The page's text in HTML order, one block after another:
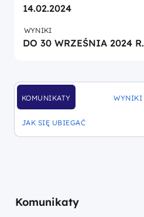
KOMUNIKATY
DOFINANSOWANIA
WYNIKI
JAK SIĘ UBIEGAĆ
DOFINANSOWANIA
Komunikaty
14.02.2024
WYNIKI
DO 30 WRZEŚNIA 2024 R.